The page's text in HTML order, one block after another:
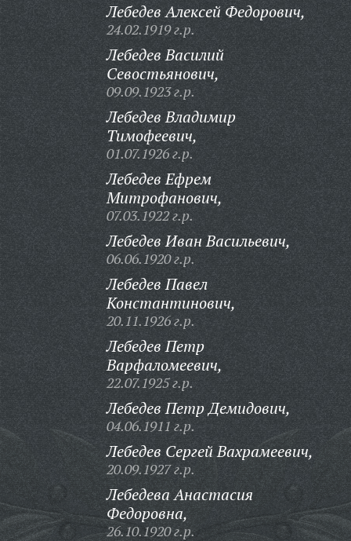
Лебедев Алексей Федорович,
24.02.1919 г.р.
Лебедев Василий
Севостьянович,
09.09.1923 г.р.
Лебедев Владимир
Тимофеевич,
01.07.1926 г.р.
Лебедев Ефрем
Митрофанович,
07.03.1922 г.р.
Лебедев Иван Васильевич,
06.06.1920 г.р.
Лебедев Павел
Константинович,
20.11.1926 г.р.
Лебедев Петр
Варфаломеевич,
22.07.1925 г.р.
Лебедев Петр Демидович,
04.06.1911 г.р.
Лебедев Сергей Вахрамеевич,
20.09.1927 г.р.
Лебедева Анастасия
Федоровна,
26.10.1920 г.р.